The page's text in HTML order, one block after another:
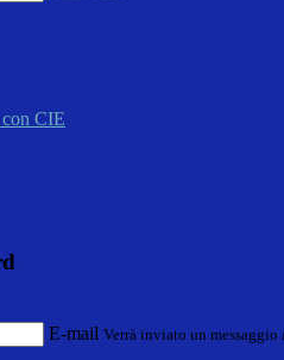
CIE
E-mail Verrà inviato un